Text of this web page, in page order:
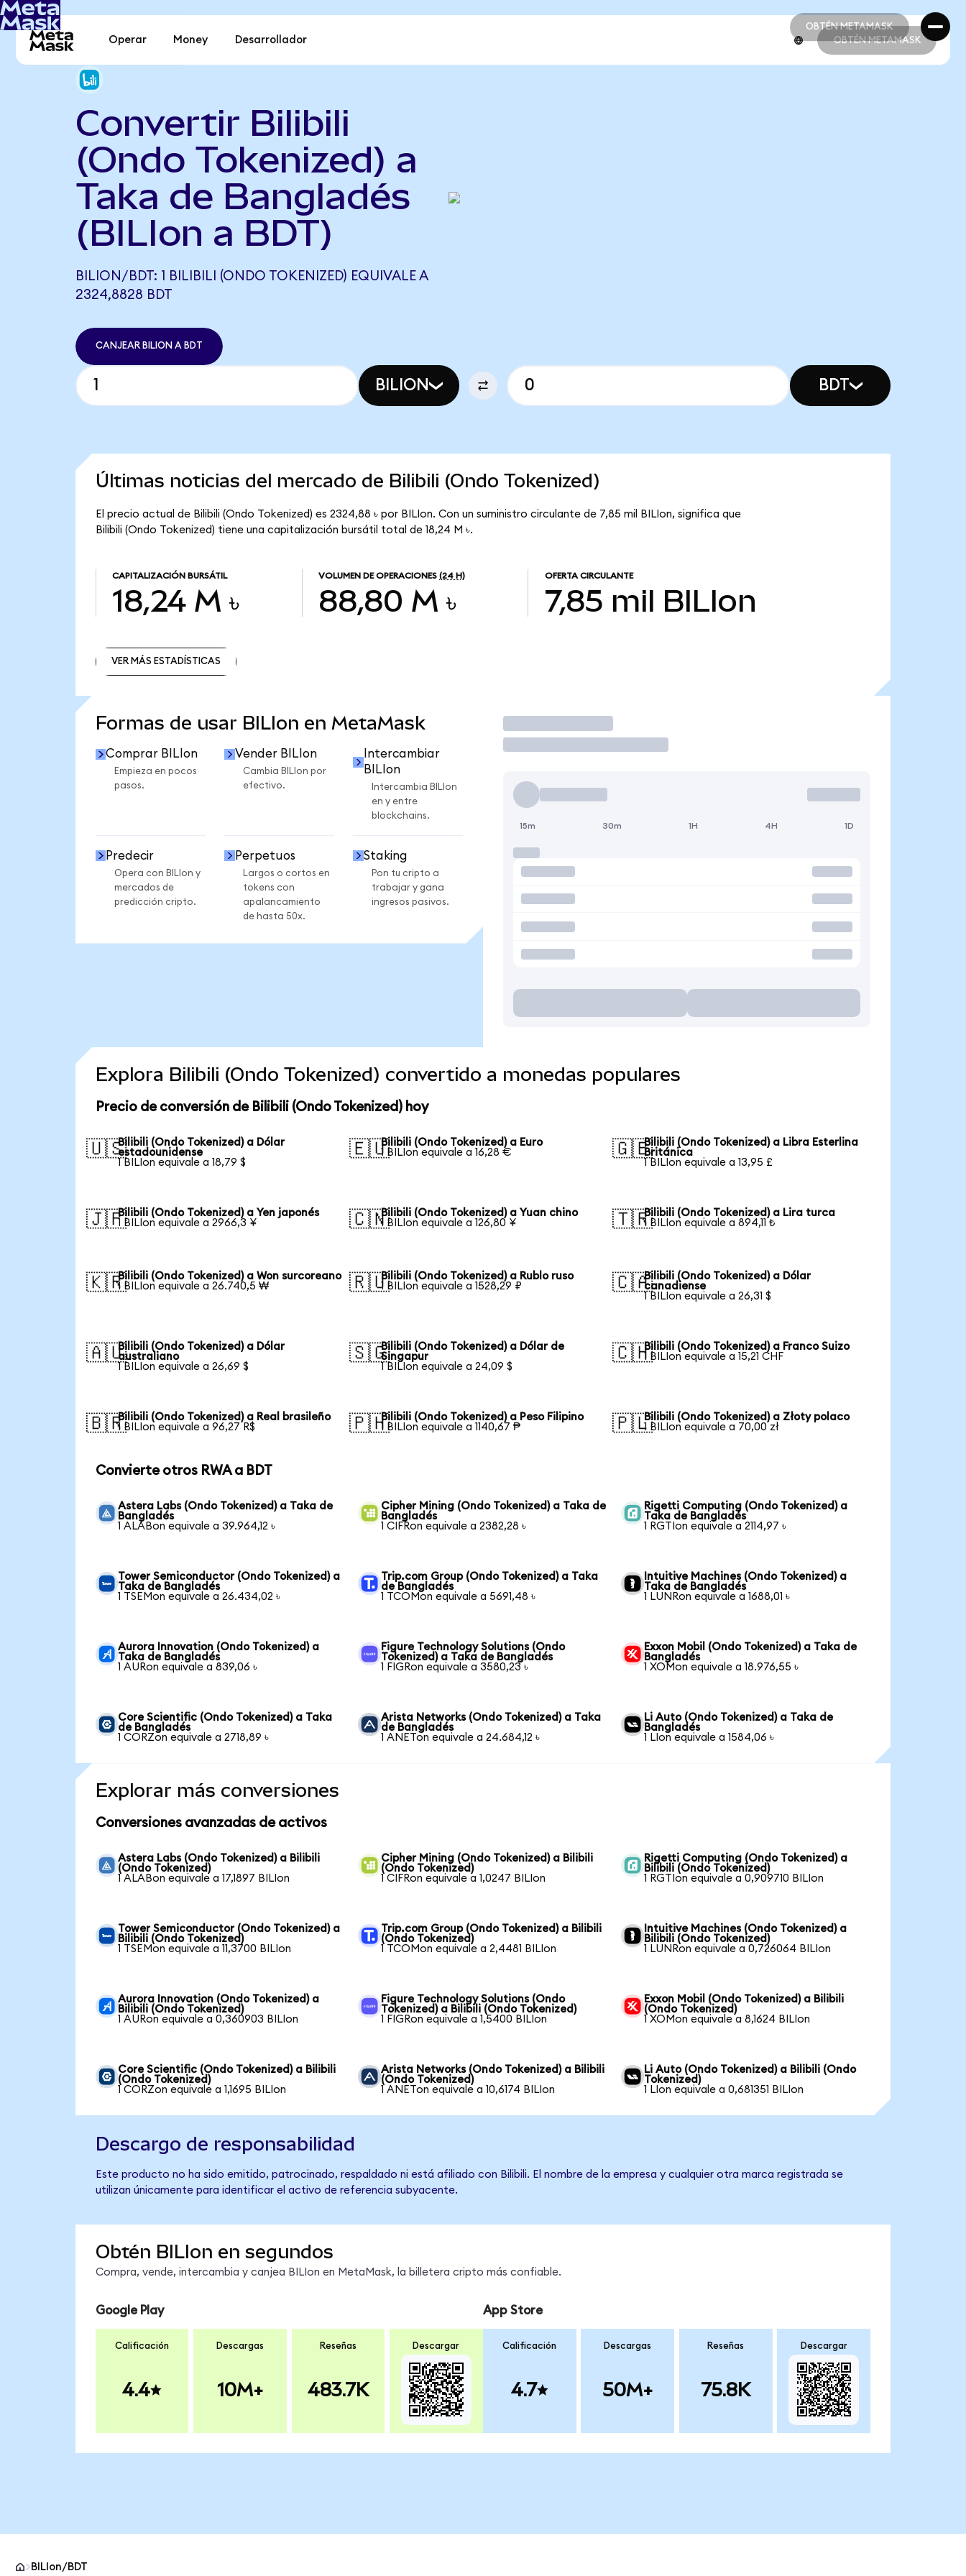
OBTÉN METAMASK
OBTÉN METAMASK
Operar Money Desarrollador OBTÉN METAMASK
Convertir Bilibili
(Ondo Tokenized) a
Taka de Bangladés
(BILIon a BDT)
BILION/BDT: 1 BILIBILI (ONDO TOKENIZED) EQUIVALE A
2324,8828 BDT
CANJEAR BILION A BDT
BILION BDT
Últimas noticias del mercado de Bilibili (Ondo Tokenized)
El precio actual de Bilibili (Ondo Tokenized) es 2324,88 ৳ por BILIon. Con un suministro circulante de 7,85 mil BILIon, significa que
Bilibili (Ondo Tokenized) tiene una capitalización bursátil total de 18,24 M ৳.
CAPITALIZACIÓN BURSÁTIL
18,24 M ৳
VOLUMEN DE OPERACIONES (24 H)
88,80 M ৳
OFERTA CIRCULANTE
7,85 mil BILIon
VER MÁS ESTADÍSTICAS
Formas de usar BILIon en MetaMask
Comprar BILIon
Empieza en pocos
pasos.
Vender BILIon
Cambia BILIon por
efectivo.
Intercambiar
BILIon
Intercambia BILIon
en y entre
blockchains.
Predecir
Opera con BILIon y
mercados de
predicción cripto.
Perpetuos
Largos o cortos en
tokens con
apalancamiento
de hasta 50x.
Staking
Pon tu cripto a
trabajar y gana
ingresos pasivos.
Operar
15m 30m 1H 4H 1D
Explora Bilibili (Ondo Tokenized) convertido a monedas populares
Precio de conversión de Bilibili (Ondo Tokenized) hoy
🇺🇸Bilibili (Ondo Tokenized) a Dólar
estadounidense
1 BILIon equivale a 18,79 $
🇪🇺Bilibili (Ondo Tokenized) a Euro
1 BILIon equivale a 16,28 €
🇬🇧Bilibili (Ondo Tokenized) a Libra Esterlina
Británica
1 BILIon equivale a 13,95 £
🇯🇵Bilibili (Ondo Tokenized) a Yen japonés
1 BILIon equivale a 2966,3 ¥
🇨🇳Bilibili (Ondo Tokenized) a Yuan chino
1 BILIon equivale a 126,80 ¥
🇹🇷Bilibili (Ondo Tokenized) a Lira turca
1 BILIon equivale a 894,11 ₺
🇰🇷Bilibili (Ondo Tokenized) a Won surcoreano
1 BILIon equivale a 26.740,5 ₩
🇷🇺Bilibili (Ondo Tokenized) a Rublo ruso
1 BILIon equivale a 1528,29 ₽
🇨🇦Bilibili (Ondo Tokenized) a Dólar
canadiense
1 BILIon equivale a 26,31 $
🇦🇺Bilibili (Ondo Tokenized) a Dólar
australiano
1 BILIon equivale a 26,69 $
🇸🇬Bilibili (Ondo Tokenized) a Dólar de
Singapur
1 BILIon equivale a 24,09 $
🇨🇭Bilibili (Ondo Tokenized) a Franco Suizo
1 BILIon equivale a 15,21 CHF
🇧🇷Bilibili (Ondo Tokenized) a Real brasileño
1 BILIon equivale a 96,27 R$
🇵🇭Bilibili (Ondo Tokenized) a Peso Filipino
1 BILIon equivale a 1140,67 ₱
🇵🇱Bilibili (Ondo Tokenized) a Złoty polaco
1 BILIon equivale a 70,00 zł
Convierte otros RWA a BDT
Astera Labs (Ondo Tokenized) a Taka de
Bangladés
1 ALABon equivale a 39.964,12 ৳
Cipher Mining (Ondo Tokenized) a Taka de
Bangladés
1 CIFRon equivale a 2382,28 ৳
Rigetti Computing (Ondo Tokenized) a
Taka de Bangladés
1 RGTIon equivale a 2114,97 ৳
Tower Semiconductor (Ondo Tokenized) a
Taka de Bangladés
1 TSEMon equivale a 26.434,02 ৳
Trip.com Group (Ondo Tokenized) a Taka
de Bangladés
1 TCOMon equivale a 5691,48 ৳
Intuitive Machines (Ondo Tokenized) a
Taka de Bangladés
1 LUNRon equivale a 1688,01 ৳
Aurora Innovation (Ondo Tokenized) a
Taka de Bangladés
1 AURon equivale a 839,06 ৳
Figure Technology Solutions (Ondo
Tokenized) a Taka de Bangladés
1 FIGRon equivale a 3580,23 ৳
Exxon Mobil (Ondo Tokenized) a Taka de
Bangladés
1 XOMon equivale a 18.976,55 ৳
Core Scientific (Ondo Tokenized) a Taka
de Bangladés
1 CORZon equivale a 2718,89 ৳
Arista Networks (Ondo Tokenized) a Taka
de Bangladés
1 ANETon equivale a 24.684,12 ৳
Li Auto (Ondo Tokenized) a Taka de
Bangladés
1 LIon equivale a 1584,06 ৳
Explorar más conversiones
Conversiones avanzadas de activos
Astera Labs (Ondo Tokenized) a Bilibili
(Ondo Tokenized)
1 ALABon equivale a 17,1897 BILIon
Cipher Mining (Ondo Tokenized) a Bilibili
(Ondo Tokenized)
1 CIFRon equivale a 1,0247 BILIon
Rigetti Computing (Ondo Tokenized) a
Bilibili (Ondo Tokenized)
1 RGTIon equivale a 0,909710 BILIon
Tower Semiconductor (Ondo Tokenized) a
Bilibili (Ondo Tokenized)
1 TSEMon equivale a 11,3700 BILIon
Trip.com Group (Ondo Tokenized) a Bilibili
(Ondo Tokenized)
1 TCOMon equivale a 2,4481 BILIon
Intuitive Machines (Ondo Tokenized) a
Bilibili (Ondo Tokenized)
1 LUNRon equivale a 0,726064 BILIon
Aurora Innovation (Ondo Tokenized) a
Bilibili (Ondo Tokenized)
1 AURon equivale a 0,360903 BILIon
Figure Technology Solutions (Ondo
Tokenized) a Bilibili (Ondo Tokenized)
1 FIGRon equivale a 1,5400 BILIon
Exxon Mobil (Ondo Tokenized) a Bilibili
(Ondo Tokenized)
1 XOMon equivale a 8,1624 BILIon
Core Scientific (Ondo Tokenized) a Bilibili
(Ondo Tokenized)
1 CORZon equivale a 1,1695 BILIon
Arista Networks (Ondo Tokenized) a Bilibili
(Ondo Tokenized)
1 ANETon equivale a 10,6174 BILIon
Li Auto (Ondo Tokenized) a Bilibili (Ondo
Tokenized)
1 LIon equivale a 0,681351 BILIon
Descargo de responsabilidad
Este producto no ha sido emitido, patrocinado, respaldado ni está afiliado con Bilibili. El nombre de la empresa y cualquier otra marca registrada se
utilizan únicamente para identificar el activo de referencia subyacente.
Obtén BILIon en segundos
Compra, vende, intercambia y canjea BILIon en MetaMask, la billetera cripto más confiable.
Google Play
Calificación
4.4
Descargas
10M+
Reseñas
483.7K
Descargar
App Store
Calificación
4.7
Descargas
50M+
Reseñas
75.8K
Descargar
BILIon/BDT